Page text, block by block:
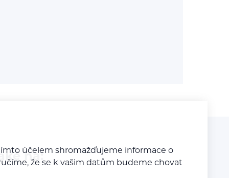
na:
účelem shromažďujeme informace o
že se k vašim datům budeme chovat